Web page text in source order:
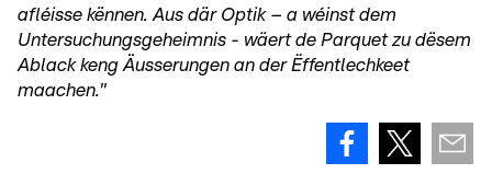
afléisse kënnen. Aus där Optik – a wéinst dem
Untersuchungsgeheimnis - wäert de Parquet zu dësem
Ablack keng Äusserungen an der Ëffentlechkeet
maachen."